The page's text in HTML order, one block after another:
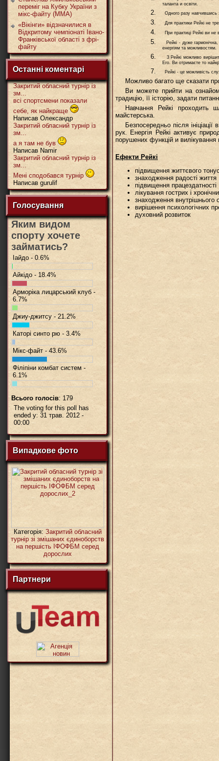
переміг на Кубку України з
мікс-файту (ММА)
«Вікінги» відзначилися в
Відкритому чемпіонаті Івано-
Франківської області з фрі-
файту
Останні коментарі
Закритий обласний турнір із
зм...
всі спортсмени показали
себе, як найкраще
Написав Олександр
Закритий обласний турнір із
зм...
а я там не був
Написав Namir
Закритий обласний турнір із
зм...
Мені сподобався турнір
Написав gurulif
Голосування
Яким видом
спорту хочете
займатись?
Іайдо - 0.6%
Айкідо - 18.4%
Арморіка лицарський клуб -
6.7%
Джиу-джитсу - 21.2%
Каторі синто рю - 3.4%
Мікс-файт - 43.6%
Філіпіни комбат систем -
6.1%
Всього голосів: 179
The voting for this poll has
ended у: 31 трав. 2012 -
00:00
Випадкове фото
Категорія: Закритий обласний
турнір зі змішаних єдиноборств
на першість ІФОФБМ серед
дорослих
Партнери
таланта и освіти.
2. Одного разу навчившись
3. Для практики Рейкі не
4. При практиці Рейкі ви не
5. Рейкі - дуже гармонічна,
енергіям та можливостям.
6. З Рейкі можливо вирішити
Его. Ви отримаєте то
7. Рейкі - це можливість
Можливо багато ще сказати
Ви можете прийти на
традицію, її історію, задати
Навчання Рейкі проходить
майстерська.
Безпосередньо після
рук. Енергія Рейкі активує
порушених функцій и вилікування
Ефекти Рейкі
підвищення життєвого
знаходження радості життя
підвищення працездатності
лікування гострих і
знаходження внутрішнього
вирішення психологічних
духовний розвиток